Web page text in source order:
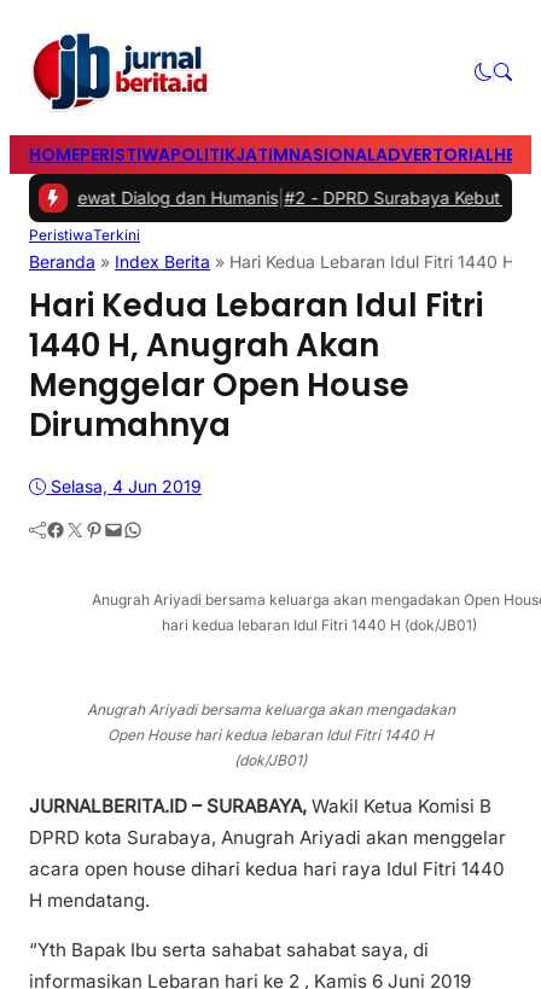
HOMEPERISTIWAPOLITIKJATIMNASIONALADVERTORIAL
Dialog dan Humanis|#2 -DPRD Surabaya Kebut Raperda
PeristiwaTerkini
Beranda » Index Berita » Hari Kedua Lebaran Idul Fitri 1440 H,
Hari Kedua Lebaran Idul Fitri
1440 H, Anugrah Akan
Menggelar Open House
Dirumahnya
Selasa, 4 Jun 2019
Facebook Twitter Pinterest Mail WhatsApp
Anugrah Ariyadi bersama keluarga akan mengadakan Open
hari kedua lebaran Idul Fitri 1440 H (dok/JB01)
Anugrah Ariyadi bersama keluarga akan mengadakan
Open House hari kedua lebaran Idul Fitri 1440 H
(dok/JB01)
JURNALBERITA.ID – SURABAYA, Wakil Ketua Komisi B
DPRD kota Surabaya, Anugrah Ariyadi akan menggelar
acara open house dihari kedua hari raya Idul Fitri 1440
H mendatang.
“Yth Bapak Ibu serta sahabat sahabat saya, di
informasikan Lebaran hari ke 2 , Kamis 6 Juni 2019